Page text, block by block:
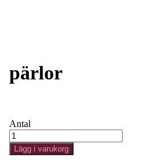
pärlor
Antal
Lägg i varukorg